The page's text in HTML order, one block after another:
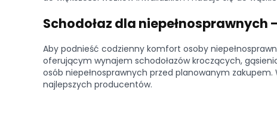
Schodołaz dla niepełnosprawnych
Aby podnieść codzienny komfort osoby
oferującym wynajem schodołazów kroczących,
osób niepełnosprawnych przed planowanym
najlepszych producentów.